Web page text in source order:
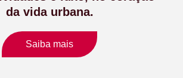
da vida urbana.
Saiba mais